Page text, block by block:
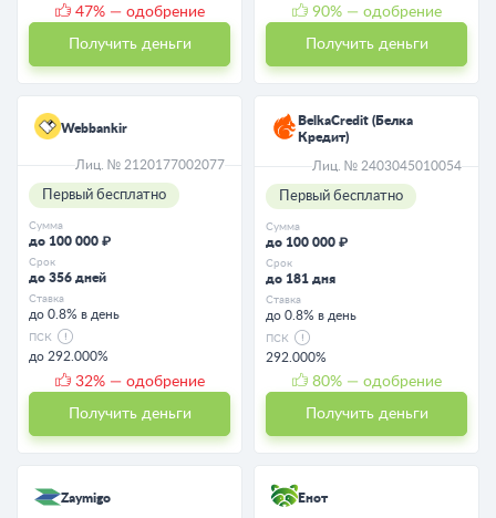
47% — одобрение
Получить деньги
90% — одобрение
Получить деньги
Webbankir
Лиц. № 2120177002077
Первый бесплатно
Сумма
до 100 000 ₽
Срок
до 356 дней
Ставка
до 0.8% в день
ПСК
до 292.000%
32% — одобрение
Получить деньги
BelkaCredit (Белка
Кредит)
Лиц. № 2403045010054
Первый бесплатно
Сумма
до 100 000 ₽
Срок
до 181 дня
Ставка
до 0.8% в день
ПСК
292.000%
80% — одобрение
Получить деньги
Zaymigo Енот